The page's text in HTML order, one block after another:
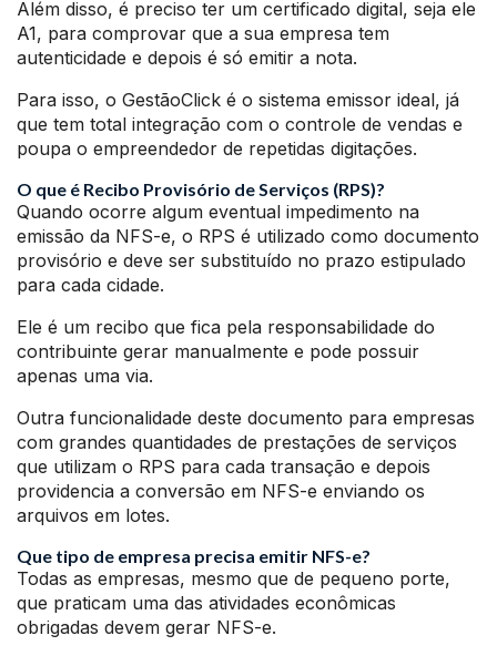
Além disso, é preciso ter um certificado digital, seja ele
A1, para comprovar que a sua empresa tem
autenticidade e depois é só emitir a nota.
Para isso, o GestãoClick é o sistema emissor ideal, já
que tem total integração com o controle de vendas e
poupa o empreendedor de repetidas digitações.
O que é Recibo Provisório de Serviços (RPS)?
Quando ocorre algum eventual impedimento na
emissão da NFS-e, o RPS é utilizado como documento
provisório e deve ser substituído no prazo estipulado
para cada cidade.
Ele é um recibo que fica pela responsabilidade do
contribuinte gerar manualmente e pode possuir
apenas uma via.
Outra funcionalidade deste documento para empresas
com grandes quantidades de prestações de serviços
que utilizam o RPS para cada transação e depois
providencia a conversão em NFS-e enviando os
arquivos em lotes.
Que tipo de empresa precisa emitir NFS-e?
Todas as empresas, mesmo que de pequeno porte,
que praticam uma das atividades econômicas
obrigadas devem gerar NFS-e.